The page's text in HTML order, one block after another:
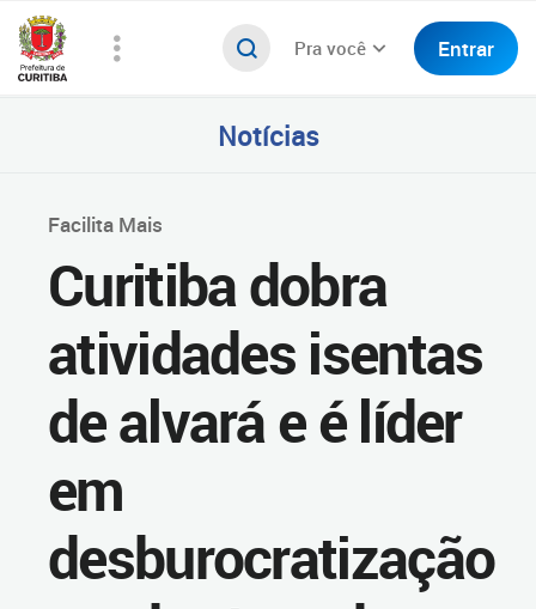
Pra você Entrar
Notícias
Facilita Mais
Curitiba dobra
atividades isentas
de alvará e é líder
em
desburocratização